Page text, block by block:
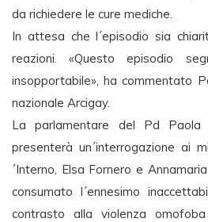
da richiedere le cure mediche.
In attesa che l´episodio sia
reazioni. «Questo episodio
insopportabile», ha commentato
nazionale Arcigay.
La parlamentare del Pd Paola
presenterà un´interrogazione ai
´Interno, Elsa Fornero e
consumato l´ennesimo
contrasto alla violenza